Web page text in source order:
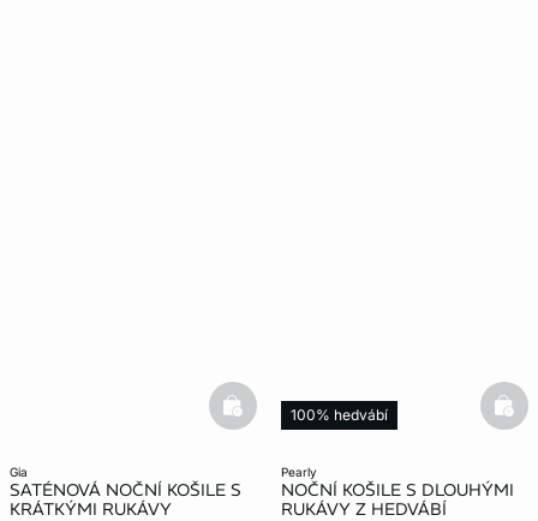
gia
SATÉNOVÁ NOČNÍ KOŠILE S
KRÁTKÝMI RUKÁVY
basketfull
pearly
NOČNÍ KOŠILE S DLOUHÝMI
RUKÁVY Z HEDVÁBÍ
100% hedvábí